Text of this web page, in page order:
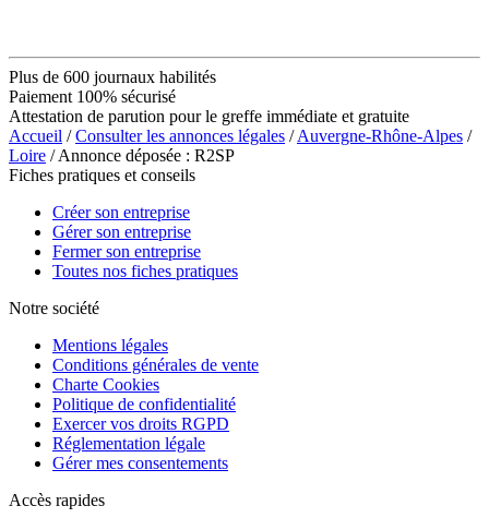
Plus de 600 journaux habilités
Paiement 100% sécurisé
Attestation de parution pour le greffe immédiate et gratuite
Accueil /Consulter les annonces légales /Auvergne-Rhône-Alpes /
Loire / Annonce déposée : R2SP
Fiches pratiques et conseils
Créer son entreprise
Gérer son entreprise
Fermer son entreprise
Toutes nos fiches pratiques
Notre société
Mentions légales
Conditions générales de vente
Charte Cookies
Politique de confidentialité
Exercer vos droits RGPD
Réglementation légale
Gérer mes consentements
Accès rapides